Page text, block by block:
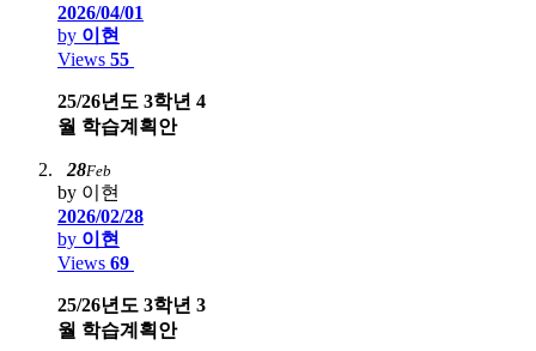
2026/04/01
by 이현
Views 55
25/26년도 3학년 4
월 학습계획안
28Feb
by 이현
2026/02/28
by 이현
Views 69
25/26년도 3학년 3
월 학습계획안